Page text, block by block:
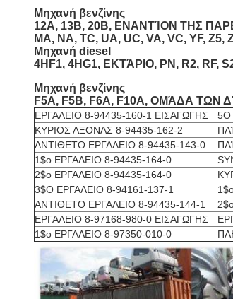
Μηχανή βενζίνης
12A, 13B, 20B, ΕΝΑΝΤΊΟΝ ΤΗΣ
ΜΑ, NA, TC, UA, UC, VA, VC, YF, Z5,
Μηχανή diesel
4HF1, 4HG1, ΕΚΤΆΡΙΟ, PN, R2, RF,
Μηχανή βενζίνης
F5A, F5B, F6A, F10A, ΟΜΆΔΑ ΤΩΝ
ΕΡΓΑΛΕΙΟ 8-94435-160-1 ΕΙΣΑΓΩΓΗΣ
5Ο
ΚΥΡΙΟΣ ΑΞΟΝΑΣ 8-94435-162-2
ΑΝΤΙΘΕΤΟ ΕΡΓΑΛΕΙΟ 8-94435-143-0
1$ο ΕΡΓΑΛΕΙΟ 8-94435-164-0
2$ο ΕΡΓΑΛΕΙΟ 8-94435-164-0
3$Ο ΕΡΓΑΛΕΙΟ 8-94161-137-1
ΑΝΤΙΘΕΤΟ ΕΡΓΑΛΕΙΟ 8-94435-144-1
ΕΡΓΑΛΕΙΟ 8-97168-980-0 ΕΙΣΑΓΩΓΗΣ
1$ο ΕΡΓΑΛΕΙΟ 8-97350-010-0